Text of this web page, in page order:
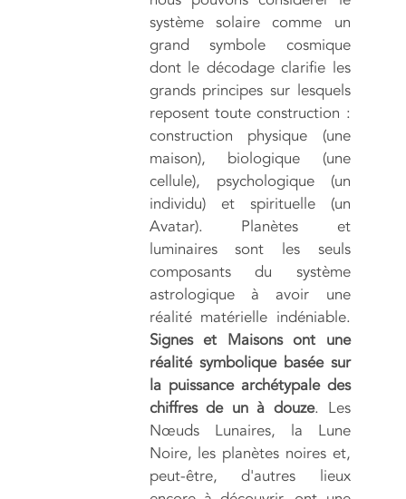
système solaire comme un
grand symbole cosmique
dont le décodage clarifie les
grands principes sur lesquels
reposent toute construction :
construction physique (une
maison), biologique (une
cellule), psychologique (un
individu) et spirituelle (un
Avatar). Planètes et
luminaires sont les seuls
composants du système
astrologique à avoir une
réalité matérielle indéniable.
Signes et Maisons ont une
réalité symbolique basée sur
la puissance archétypale des
chiffres de un à douze. Les
Nœuds Lunaires, la Lune
Noire, les planètes noires et,
peut-être, d'autres lieux